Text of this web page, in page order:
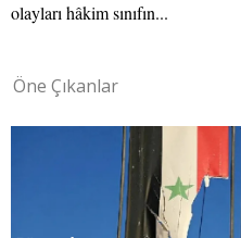
olayları hâkim sınıfın...
Öne Çıkanlar